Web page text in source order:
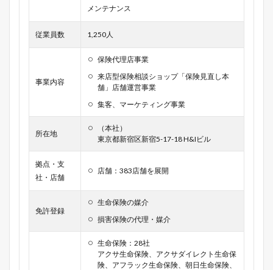
メンテナンス
従業員数 1,250人
事業内容
保険代理店事業
来店型保険相談ショップ「保険見直し本
舗」店舗運営事業
集客、マーケティング事業
所在地
（本社）
東京都新宿区新宿5-17-18 H&Iビル
拠点・支
社・店舗
店舗：383店舗を展開
免許登録
生命保険の媒介
損害保険の代理・媒介
生命保険：28社
アクサ生命保険、アクサダイレクト生命保
険、アフラック生命保険、朝日生命保険、